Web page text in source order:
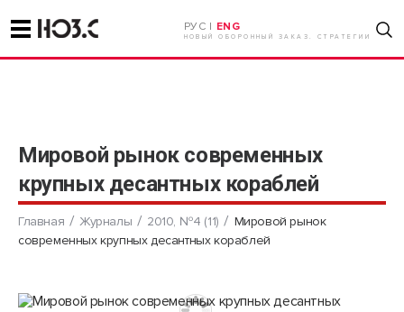
РУС | ENG
НОВЫЙ ОБОРОННЫЙ ЗАКАЗ. СТРАТЕГИИ
Мировой рынок современных
крупных десантных кораблей
Главная Журналы 2010, №4 (11)
Мировой рынок
современных крупных десантных кораблей